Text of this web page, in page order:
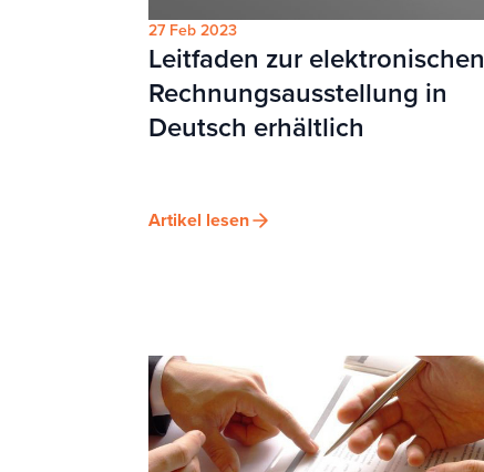
27 Feb 2023
Leitfaden zur elektronischen
Rechnungsausstellung in
Deutsch erhältlich
Artikel lesen